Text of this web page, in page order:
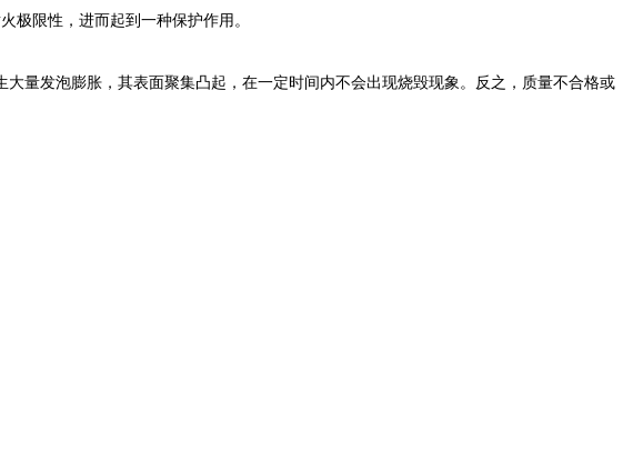
限性，进而起到一种保护作用。
量发泡膨胀，其表面聚集凸起，在一定时间内不会出现烧毁现象。反之，质量不合格或